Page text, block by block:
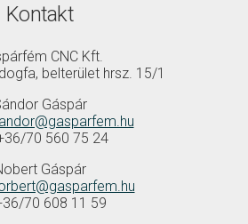
Kontakt
CNC Kft.
belterület hrsz. 15/1
Gáspár
70 560 75 24
Gáspár
70 608 11 59